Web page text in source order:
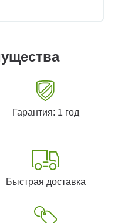
Гарантия: 1 год
Быстрая доставка